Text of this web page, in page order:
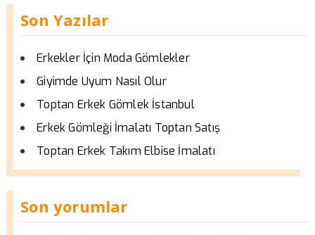
Son Yazılar
Erkekler İçin Moda Gömlekler
Giyimde Uyum Nasıl Olur
Toptan Erkek Gömlek İstanbul
Erkek Gömleği İmalatı Toptan Satış
Toptan Erkek Takım Elbise İmalatı
Son yorumlar